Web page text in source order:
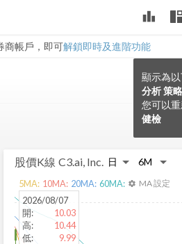
leaderboard
商帳戶，即可解鎖即時及進階功能
顯示為
分析 策
您可以
健檢
股價K線 C3.ai, Inc.
2026/08/07
開:
10.03
高:
10.44
低:
9.99
5MA: 10MA: 20MA: 60MA: settings MA 設定